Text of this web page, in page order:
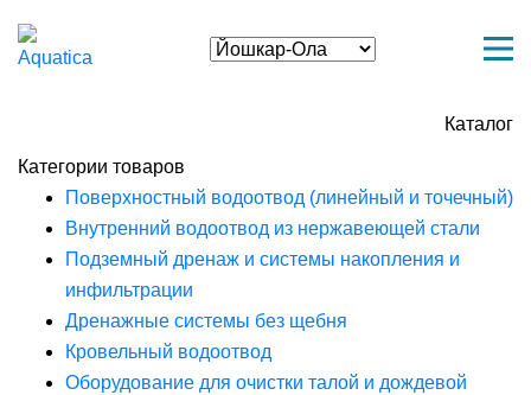
Каталог
Категории товаров
Поверхностный водоотвод (линейный и точечный)
Внутренний водоотвод из нержавеющей стали
Подземный дренаж и системы накопления и
инфильтрации
Дренажные системы без щебня
Кровельный водоотвод
Оборудование для очистки талой и дождевой